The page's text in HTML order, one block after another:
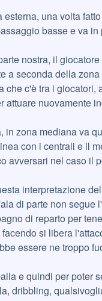
una volta
basse e va in
nostra, il
a seconda della
c'è tra i giocatori,
attuare nuovamente
in zona mediana va
con i centrali e il
avversari nel caso il
interpretazione
di parte non segue
di reparto per
si libera
essere ne troppo
e quindi per poter
dribbling,